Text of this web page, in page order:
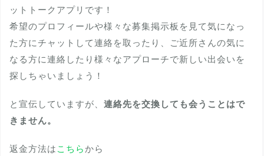
ットトークアプリです！
希望のプロフィールや様々な募集掲示板を見て気になっ
た方にチャットして連絡を取ったり、ご近所さんの気に
なる方に連絡したり様々なアプローチで新しい出会いを
探しちゃいましょう！
と宣伝していますが、 連絡先を交換しても会うことはで
きません。
返金方法は こちら から